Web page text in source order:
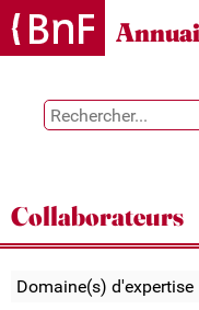
Gestion des cookies
Collaborateurs
Domaine(s) d'expertise